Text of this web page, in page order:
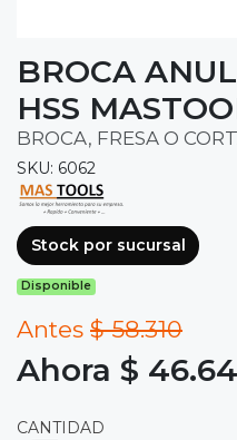
BROCA
HSS
BROCA, FRESA O
SKU: 6062
Stock por sucursal
Disponible
Antes $ 58.310
Ahora $
CANTIDAD